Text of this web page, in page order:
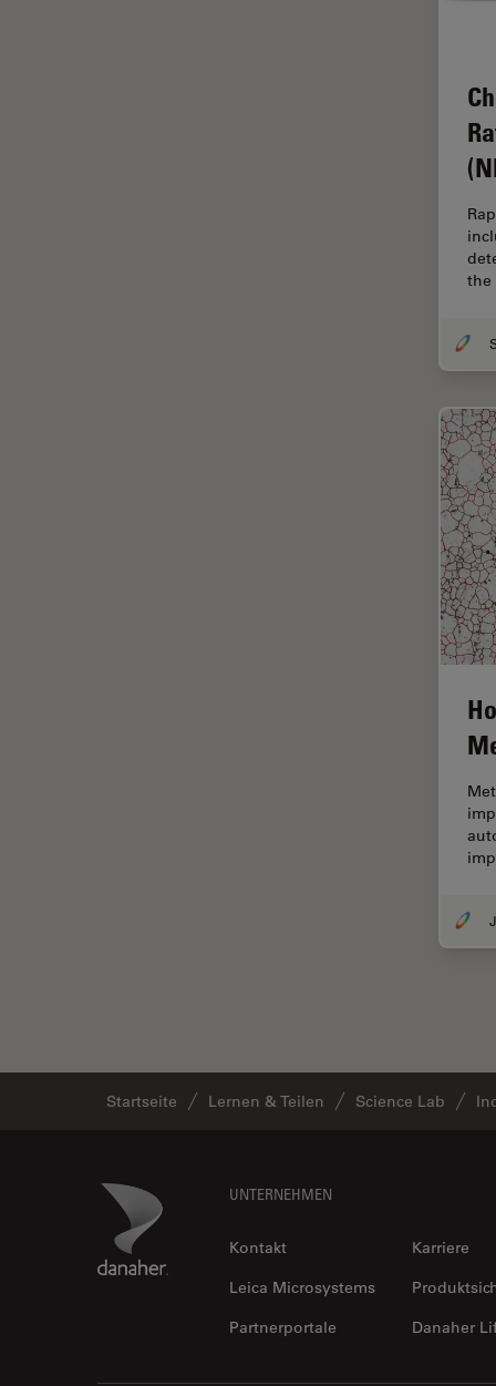
Glaucomchirurgie
Grundlagen der Mikroskopie
Grundlegende
Mikroskopietechniken
Gynäkologie and Urologie
the
Startseite Lernen & Teilen Science Lab
Danaher Logo UNTERNEHMEN
Kontakt
Karriere
Leica Microsystems
Partnerportale
Danaher